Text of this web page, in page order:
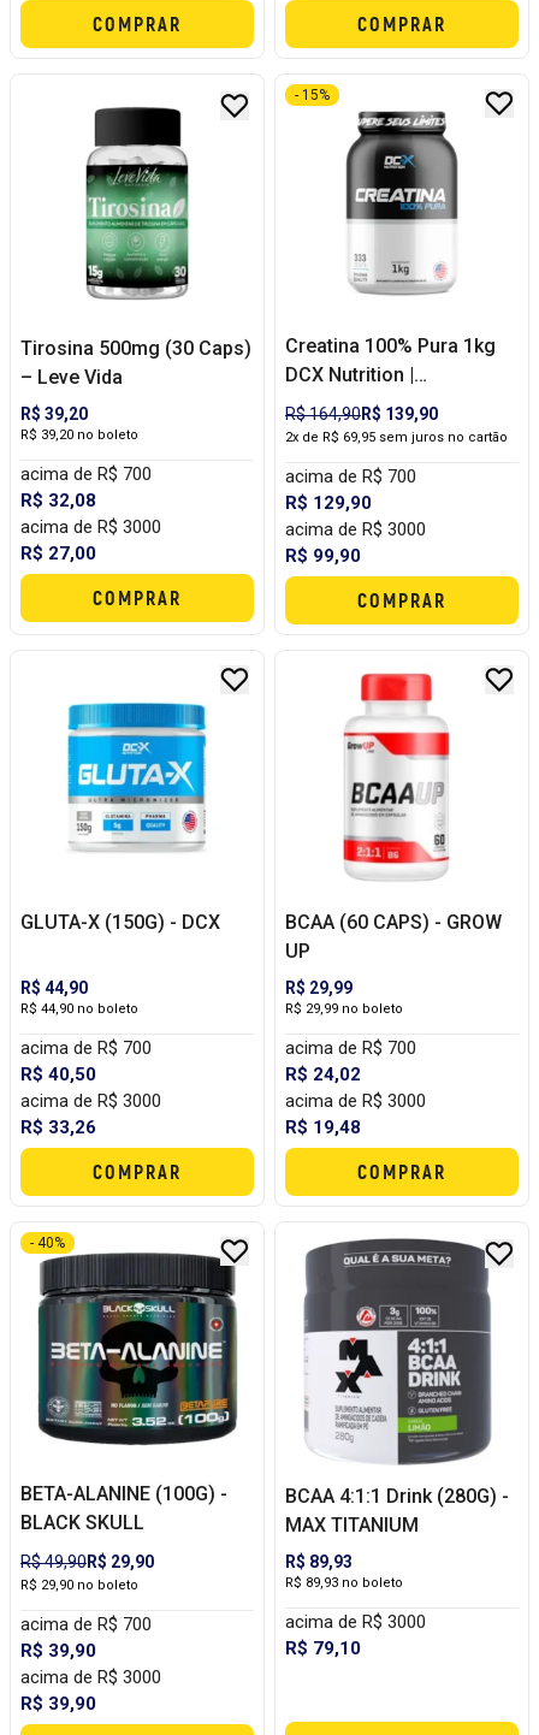
COMPRAR COMPRAR
Tirosina 500mg (30 Caps)
– Leve Vida
R$ 39,20
R$ 39,20 no boleto
acima de R$ 700
R$ 32,08
acima de R$ 3000
R$ 27,00
COMPRAR
Creatina 100% Pura 1kg
DCX Nutrition |
Monohidratada para
Força, Performance e
R$ 164,90R$ 139,90
- 15%
2x de R$ 69,95 sem juros no cartão
acima de R$ 700
R$ 129,90
acima de R$ 3000
R$ 99,90
COMPRAR
GLUTA-X (150G) - DCX
R$ 44,90
R$ 44,90 no boleto
acima de R$ 700
R$ 40,50
acima de R$ 3000
R$ 33,26
COMPRAR
BCAA (60 CAPS) - GROW
UP
R$ 29,99
R$ 29,99 no boleto
acima de R$ 700
R$ 24,02
acima de R$ 3000
R$ 19,48
COMPRAR
BETA-ALANINE (100G) -
BLACK SKULL
R$ 49,90R$ 29,90
- 40%
R$ 29,90 no boleto
acima de R$ 700
R$ 39,90
acima de R$ 3000
R$ 39,90
BCAA 4:1:1 Drink (280G) -
MAX TITANIUM
R$ 89,93
R$ 89,93 no boleto
acima de R$ 3000
R$ 79,10